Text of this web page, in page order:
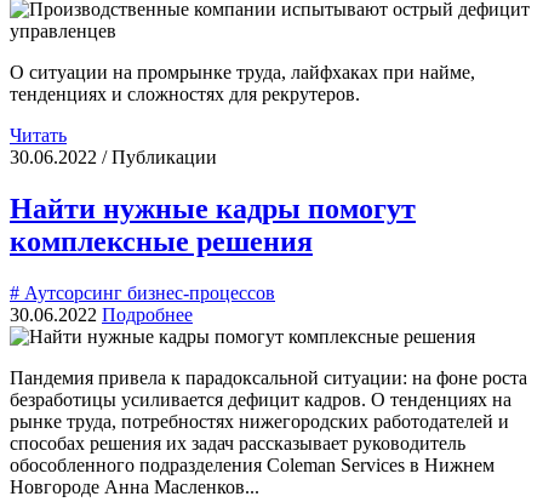
О ситуации на промрынке труда, лайфхаках при найме,
тенденциях и сложностях для рекрутеров.
Читать
30.06.2022 / Публикации
Найти нужные кадры помогут
комплексные решения
# Аутсорсинг бизнес-процессов
30.06.2022 Подробнее
Пандемия привела к парадоксальной ситуации: на фоне роста
безработицы усиливается дефицит кадров. О тенденциях на
рынке труда, потребностях нижегородских работодателей и
способах решения их задач рассказывает руководитель
обособленного подразделения Coleman Services в Нижнем
Новгороде Анна Масленков...